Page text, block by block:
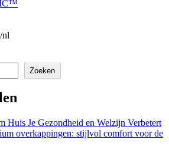
nl
Zoeken
Huis Je Gezondheid en Welzijn Verbetert
overkappingen: stijlvol comfort voor de